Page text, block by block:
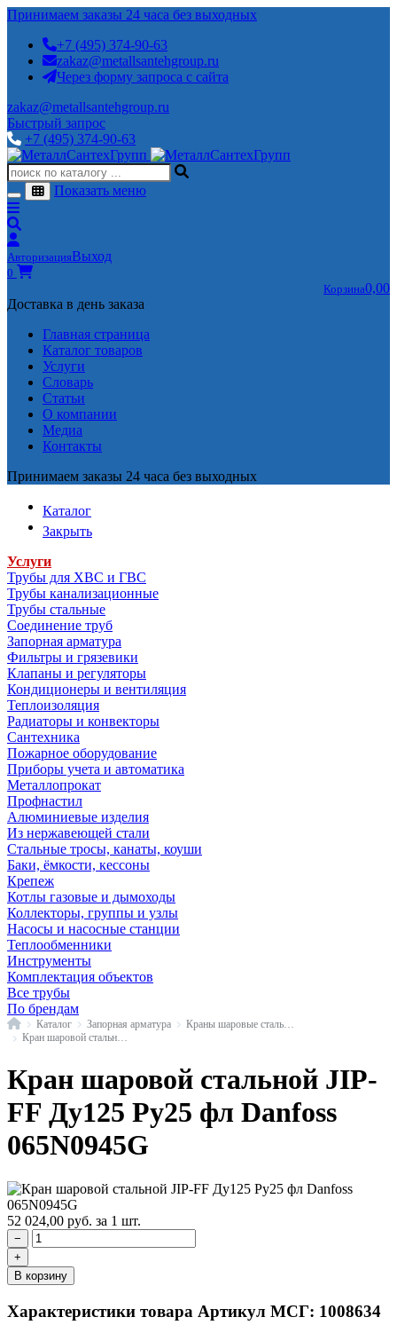
Принимаем заказы 24 часа без выходных
+7 (495) 374-90-63
zakaz@metallsantehgroup.ru
Через форму запроса с сайта
zakaz@metallsantehgroup.ru
Быстрый запрос
+7 (495) 374-90-63
Показать меню
АвторизацияВыход
0
Корзина0,00
Доставка в день заказа
Главная страница
Каталог товаров
Услуги
Словарь
Статьи
О компании
Медиа
Контакты
Принимаем заказы 24 часа без выходных
Каталог
Закрыть
Услуги
Трубы для ХВС и ГВС
Трубы канализационные
Трубы стальные
Соединение труб
Запорная арматура
Фильтры и грязевики
Клапаны и регуляторы
Кондиционеры и вентиляция
Теплоизоляция
Радиаторы и конвекторы
Сантехника
Пожарное оборудование
Приборы учета и автоматика
Металлопрокат
Профнастил
Алюминиевые изделия
Из нержавеющей стали
Стальные тросы, канаты, коуши
Баки, ёмкости, кессоны
Крепеж
Котлы газовые и дымоходы
Коллекторы, группы и узлы
Насосы и насосные станции
Теплообменники
Инструменты
Комплектация объектов
Все трубы
По брендам
ГлавнаяКаталог Запорная арматура
Кран шаровой стальной JIP-FF фл Danfoss
Кран шаровой стальной JIP-
FF Ду125 Ру25 фл Danfoss
065N0945G
52 024,00 руб. за 1 шт.
−
+
В корзину
Характеристики товара Артикул МСГ: 1008634